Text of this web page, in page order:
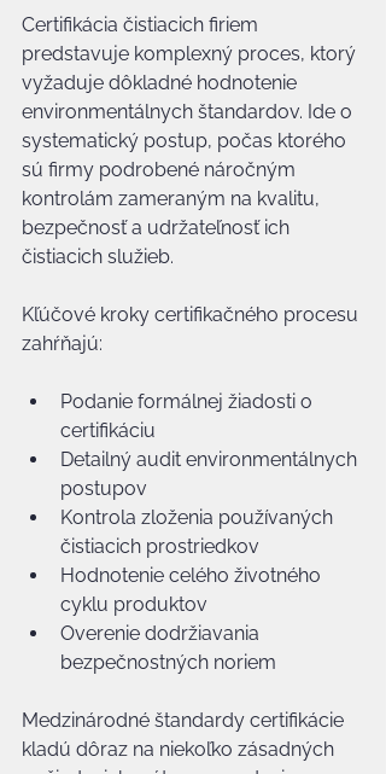
Certifikácia čistiacich firiem
predstavuje komplexný proces, ktorý
vyžaduje dôkladné hodnotenie
environmentálnych štandardov. Ide o
systematický postup, počas ktorého
sú firmy podrobené náročným
kontrolám zameraným na kvalitu,
bezpečnosť a udržateľnosť ich
čistiacich služieb.
Kľúčové kroky certifikačného procesu
zahŕňajú:
Podanie formálnej žiadosti o
certifikáciu
Detailný audit environmentálnych
postupov
Kontrola zloženia používaných
čistiacich prostriedkov
Hodnotenie celého životného
cyklu produktov
Overenie dodržiavania
bezpečnostných noriem
Medzinárodné štandardy certifikácie
kladú dôraz na niekoľko zásadných